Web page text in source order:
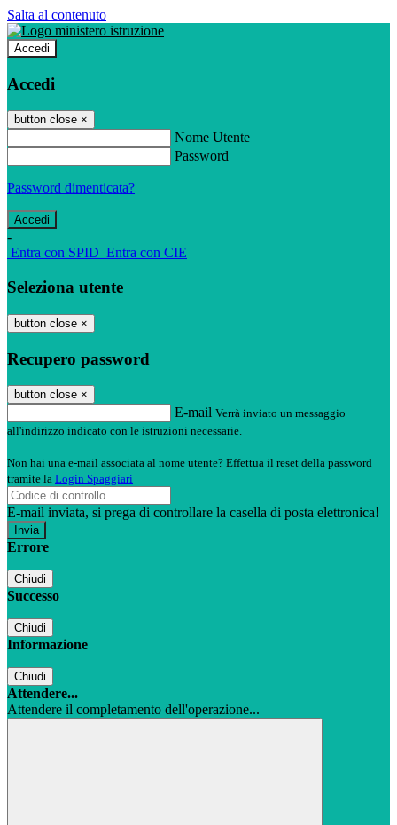
Salta al contenuto
Accedi
Accedi
button close ×
Nome Utente
Password
Password dimenticata?
-
Entra con SPID Entra con CIE
Seleziona utente
button close ×
Recupero password
button close ×
E-mail Verrà inviato un messaggio
all'indirizzo indicato con le istruzioni necessarie.
Non hai una e-mail associata al nome utente? Effettua il reset della password
tramite la Login Spaggiari
E-mail inviata, si prega di controllare la casella di posta elettronica!
Errore
Chiudi
Successo
Chiudi
Informazione
Chiudi
Attendere...
Attendere il completamento dell'operazione...